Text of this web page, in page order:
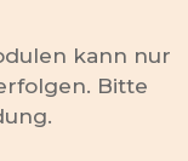
kann nur
Bitte